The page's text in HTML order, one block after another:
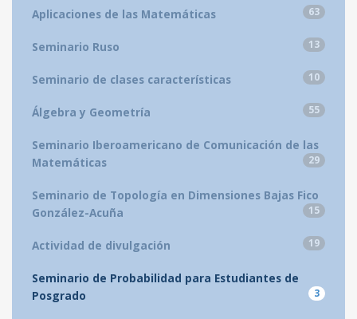
Aplicaciones de las Matemáticas 63
Seminario Ruso 13
Seminario de clases características 10
Álgebra y Geometría 55
Seminario Iberoamericano de Comunicación de las
Matemáticas
29
Seminario de Topología en Dimensiones Bajas Fico
González-Acuña
15
Actividad de divulgación 19
Seminario de Probabilidad para Estudiantes de
Posgrado
3